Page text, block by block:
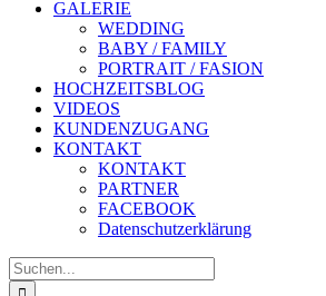
GALERIE
WEDDING
BABY / FAMILY
PORTRAIT / FASION
HOCHZEITSBLOG
VIDEOS
KUNDENZUGANG
KONTAKT
KONTAKT
PARTNER
FACEBOOK
Datenschutzerklärung
Suche
nach: